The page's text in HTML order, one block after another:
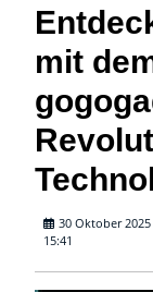
mit
30 Oktober 2025
15:41